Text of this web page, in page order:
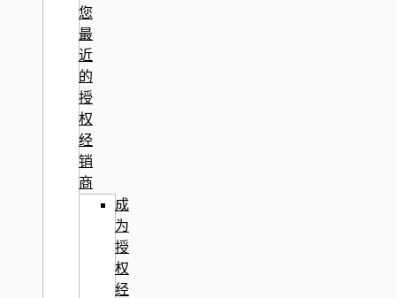
您
最
近
的
授
权
经
销
商
成
为
授
权
经